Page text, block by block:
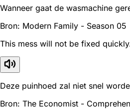
Wanneer gaat de wasmachine
Bron: Modern Family - Season 05
This mess will not be fixed
Deze puinhoed zal niet snel
Bron: The Economist -